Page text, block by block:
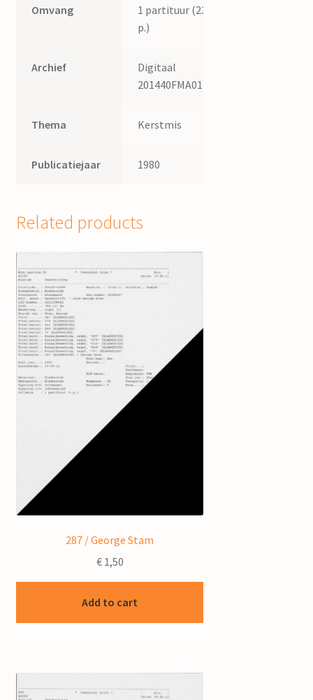
Omvang
1 partituur (23
p.)
Archief
Digitaal
201440FMA011
Thema Kerstmis
Publicatiejaar 1980
Related products
287 / George Stam
€1,50
Add to cart